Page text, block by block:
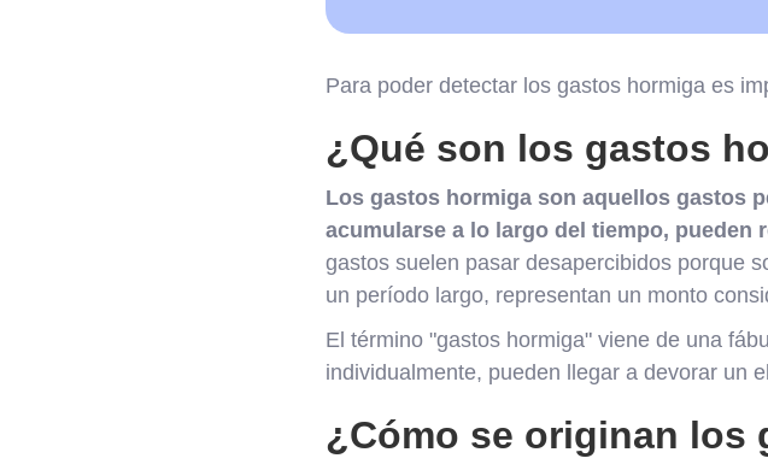
Para poder detectar los gastos hormiga es
¿Qué son los gastos
Los gastos hormiga son aquellos gastos
acumularse a lo largo del tiempo,
gastos suelen pasar desapercibidos porque
un período largo, representan un monto
El término "gastos hormiga" viene de una
individualmente, pueden llegar a devorar un
¿Cómo se originan los